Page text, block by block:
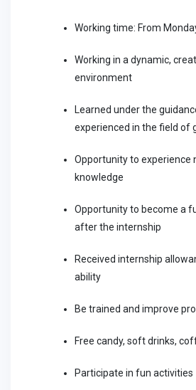
Working time: From
Working in a dynamic,
environment
Learned under the
experienced in the field of
Opportunity to experience
knowledge
Opportunity to become a
after the internship
Received internship
ability
Be trained and improve
Free candy, soft drinks,
Participate in fun activities